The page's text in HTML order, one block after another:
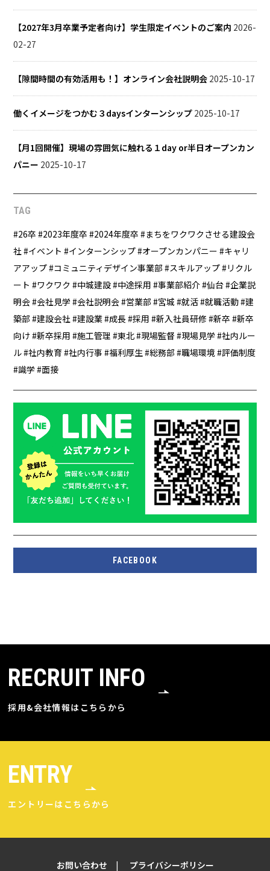
【2027年3月卒業予定者向け】学生限定イベントのご案内 2026-
02-27
【隙間時間の有効活用も！】オンライン会社説明会 2025-10-17
働くイメージをつかむ３daysインターンシップ 2025-10-17
【月1回開催】現場の雰囲気に触れる１day or半日オープンカン
パニー 2025-10-17
TAG
26卒 2023年度卒 2024年度卒
まちをワクワクさせる建設会
社 イベント インターンシップ オープンカンパニー
キャリ
アアップ コミュニティデザイン事業部 スキルアップ
リクル
ート
ワクワク 中城建設 中途採用 事業部紹介 仙台 企業説
明会 会社見学 会社説明会 営業部 宮城 就活 就職活動 建
築部
建設会社 建設業 成長 採用 新入社員研修 新卒
新卒
向け 新卒採用 施工管理 東北 現場監督 現場見学
社内ルー
ル 社内教育 社内行事 福利厚生 総務部 職場環境 評価制度
識学
面接
FACEBOOK
RECRUIT INFO
採用&会社情報はこちらから
ENTRY
エントリーはこちらから
お問い合わせ プライバシーポリシー